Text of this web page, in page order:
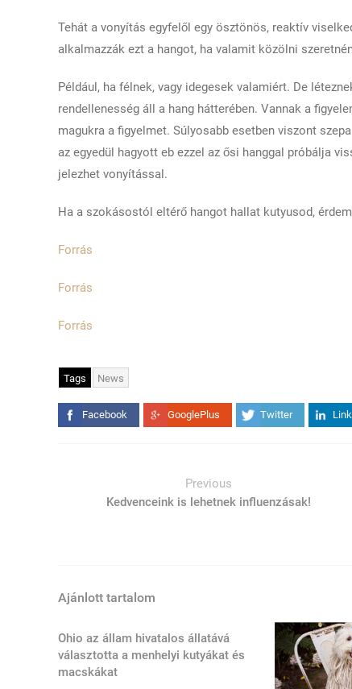
Tehát a vonyítás egyfelől egy ösztönös, reaktív
alkalmazzák ezt a hangot, ha valamit közölni
Például, ha félnek, vagy idegesek valamiért. De
rendellenesség áll a hang hátterében. Vannak a
magukra a figyelmet. Súlyosabb esetben viszont
az egyedül hagyott eb ezzel az ősi hanggal próbálja
jelezhet vonyítással.
Ha a szokásostól eltérő hangot hallat kutyusod,
Forrás
Forrás
Forrás
Tags News
Facebook GooglePlus Twitter
Previous
Kedvenceink is lehetnek influenzásak!
Ajánlott tartalom
Ohio az állam hivatalos állatává
választotta a menhelyi kutyákat és
macskákat